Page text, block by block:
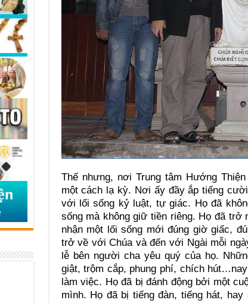
Thế nhưng, nơi Trung tâm Hướng
một cách lạ kỳ. Nơi ấy đầy ắp tiếng
với lối sống kỷ luật, tự giác. Họ đã
sống mà không giữ tiền riêng. Họ đã
nhận một lối sống mới đúng giờ giấc,
trở về với Chúa và đến với Ngài mỗi
lễ bên người cha yêu quý của họ.
giật, trộm cắp, phung phí, chích
làm việc. Họ đã bị đánh động bởi một
mình. Họ đã bị tiếng đàn, tiếng hát,